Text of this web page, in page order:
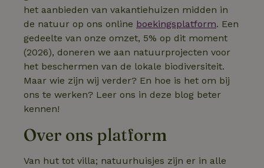
het aanbieden van vakantiehuizen midden in
de natuur op ons online boekingsplatform. Een
gedeelte van onze omzet, 5% op dit moment
(2026), doneren we aan natuurprojecten voor
het beschermen van de lokale biodiversiteit.
Maar wie zijn wij verder? En hoe is het om bij
ons te werken? Leer ons in deze blog beter
kennen!
Over ons platform
Van hut tot villa; natuurhuisjes zijn er in alle